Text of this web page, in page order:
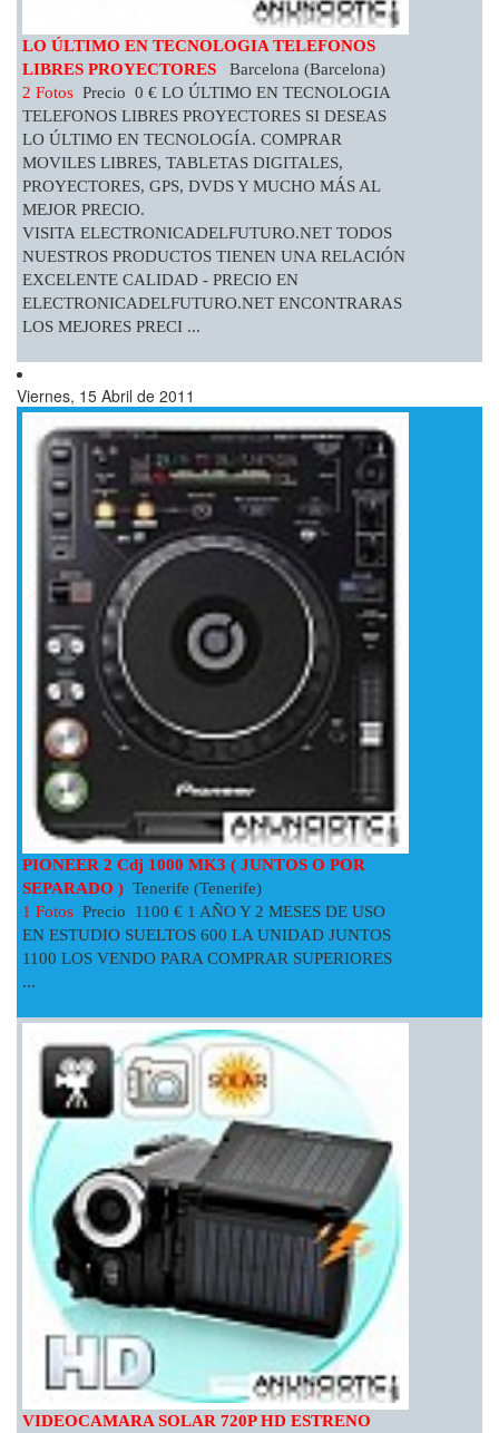
LO ÚLTIMO EN TECNOLOGIA TELEFONOS
LIBRES PROYECTORES
Barcelona (Barcelona)
2 Fotos Precio 0 € LO ÚLTIMO EN TECNOLOGIA
TELEFONOS LIBRES PROYECTORES SI DESEAS
LO ÚLTIMO EN TECNOLOGÍA. COMPRAR
MOVILES LIBRES, TABLETAS DIGITALES,
PROYECTORES, GPS, DVDS Y MUCHO MÁS AL
MEJOR PRECIO.
VISITA ELECTRONICADELFUTURO.NET TODOS
NUESTROS PRODUCTOS TIENEN UNA RELACIÓN
EXCELENTE CALIDAD - PRECIO EN
ELECTRONICADELFUTURO.NET ENCONTRARAS
LOS MEJORES PRECI ...
Viernes, 15 Abril de 2011
PIONEER 2 Cdj 1000 MK3 ( JUNTOS O POR
SEPARADO ) Tenerife (Tenerife)
1 Fotos Precio 1100 € 1 AÑO Y 2 MESES DE USO
EN ESTUDIO SUELTOS 600 LA UNIDAD JUNTOS
1100 LOS VENDO PARA COMPRAR SUPERIORES
...
VIDEOCAMARA SOLAR 720P HD ESTRENO